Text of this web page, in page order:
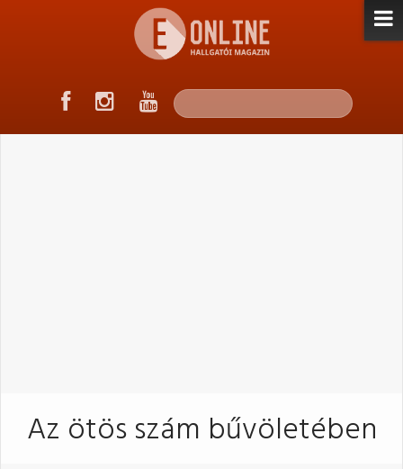
Az ötös szám bűvöletében